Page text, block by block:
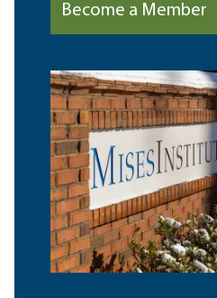
Become a Member